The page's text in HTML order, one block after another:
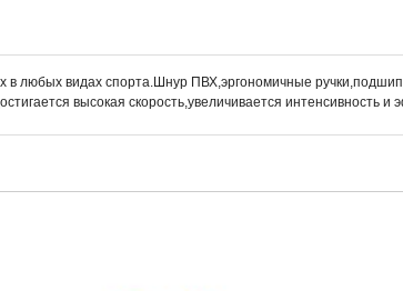
в любых видах спорта.Шнур ПВХ,эргономичные
высокая скорость,увеличивается интенсивность